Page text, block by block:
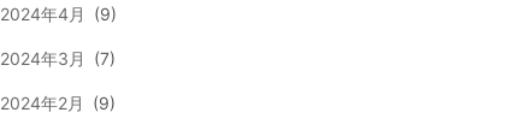
2024年4月 (9)
2024年3月 (7)
2024年2月 (9)